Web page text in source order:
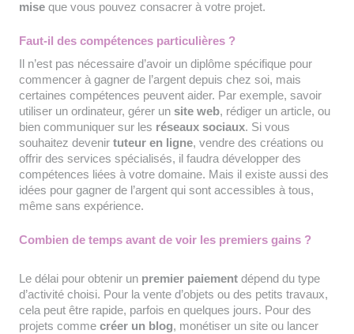
mise que vous pouvez consacrer à votre projet.
Faut-il des compétences particulières ?
Il n’est pas nécessaire d’avoir un diplôme spécifique pour
commencer à gagner de l’argent depuis chez soi, mais
certaines compétences peuvent aider. Par exemple, savoir
utiliser un ordinateur, gérer un site web, rédiger un article, ou
bien communiquer sur les réseaux sociaux. Si vous
souhaitez devenir tuteur en ligne, vendre des créations ou
offrir des services spécialisés, il faudra développer des
compétences liées à votre domaine. Mais il existe aussi des
idées pour gagner de l’argent qui sont accessibles à tous,
même sans expérience.
Combien de temps avant de voir les premiers gains ?
Le délai pour obtenir un premier paiement dépend du type
d’activité choisi. Pour la vente d’objets ou des petits travaux,
cela peut être rapide, parfois en quelques jours. Pour des
projets comme créer un blog, monétiser un site ou lancer